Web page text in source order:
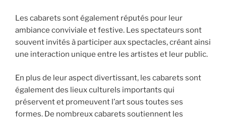
Les cabarets sont également réputés pour leur
ambiance conviviale et festive. Les spectateurs sont
souvent invités à participer aux spectacles, créant ainsi
une interaction unique entre les artistes et leur public.
En plus de leur aspect divertissant, les cabarets sont
également des lieux culturels importants qui
préservent et promeuvent l’art sous toutes ses
formes. De nombreux cabarets soutiennent les